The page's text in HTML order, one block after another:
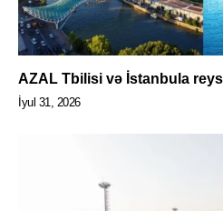
AZAL Tbilisi və İstanbula
İyul 31, 2026